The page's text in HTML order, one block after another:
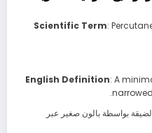
Scientific Term:
English Definition: A
بواسطة بالون صغير عبر